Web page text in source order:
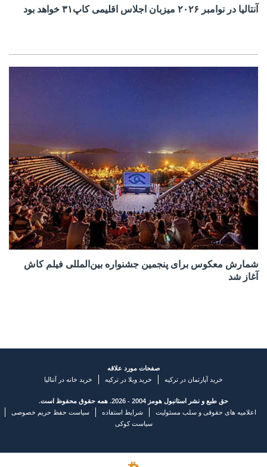
آنتالیا در نوامبر ۲۰۲۶ میزبان اجلاس اقلیمی کاپ۳۱ خواهد بود
شمارش معکوس برای پنجمین جشنواره بین‌المللی فیلم کاش
آغاز شد
صفحات مورد علاقه
خرید آپارتمان در ترکیه
خرید ویلا در ترکیه خرید خانه در آنتالیا
حق طبع و نشر استانبول هومز 2004 - 2026. همه حقوق محفوظ است.
اعلامیه های حقوقی و سلب مسئولیت
شرایط استفاده
سیاست حفظ حریم خصوصی
سیاست کوکی